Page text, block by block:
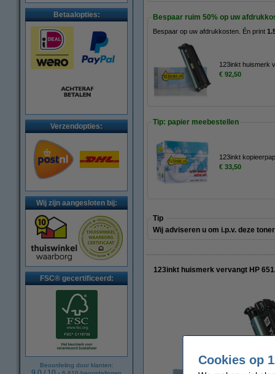
Betaalopties:
Verzendopties:
Wij zijn aangesloten bij:
FSC® gecertificeerd:
Beoordeling door klanten:
Bespaar ruim 50% op uw
Bespaar op uw afdrukkosten. Én print
123inkt huismerk
€ 92,50
Tip: papier meebestellen
123inkt
€ 33,50
Tip
Wij adviseren u om i.p.v. deze
123inkt huismerk vervangt HP
Cookies op